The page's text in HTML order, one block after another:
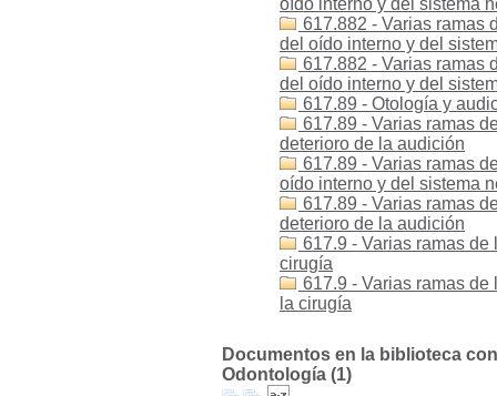
oído interno y del sistema
617.882 - Varias ramas
del oído interno y del
617.882 - Varias ramas
del oído interno y del
617.89 - Otología y
617.89 - Varias ramas
deterioro de la audición
617.89 - Varias ramas
oído interno y del sistema
617.89 - Varias ramas
deterioro de la audición
617.9 - Varias ramas
cirugía
617.9 - Varias ramas
la cirugía
Documentos en la biblioteca
Odontología (1)